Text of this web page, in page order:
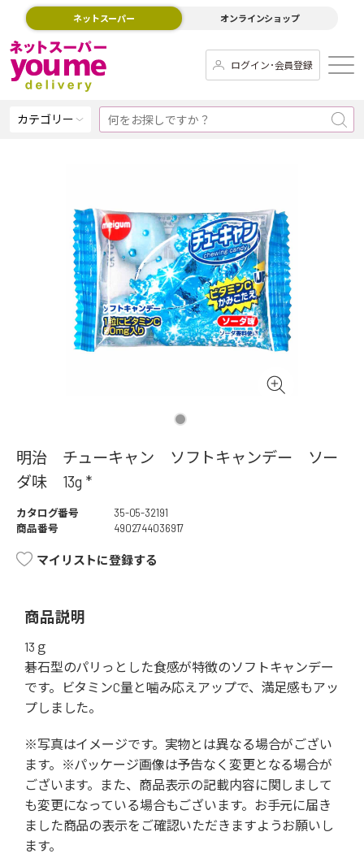
ネットスーパー オンラインショップ
ログイン･会員登録
カテゴリー
明治 チューキャン ソフトキャンデー ソー
ダ味 13g *
カタログ番号
35-05-32191
商品番号
4902744036917
マイリストに登録する
商品説明
13ｇ
碁石型のパリっとした食感が特徴のソフトキャンデー
です。ビタミンC量と噛み応えアップで、満足感もアッ
プしました。
※写真はイメージです。実物とは異なる場合がござい
ます。※パッケージ画像は予告なく変更となる場合が
ございます。また、商品表示の記載内容に関しまして
も変更になっている場合もございます。お手元に届き
ました商品の表示をご確認いただきますようお願いし
ます。